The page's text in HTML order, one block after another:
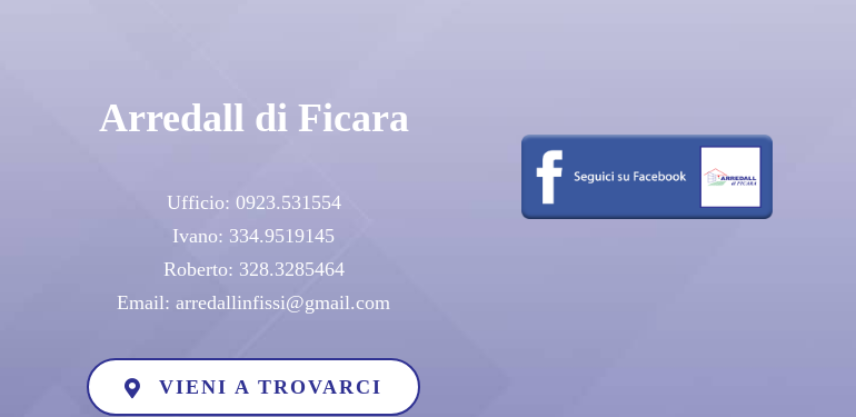
Arredall di Ficara
Ufficio: 0923.531554
Ivano: 334.9519145
Roberto: 328.3285464
Email: arredallinfissi@gmail.com
VIENI A TROVARCI